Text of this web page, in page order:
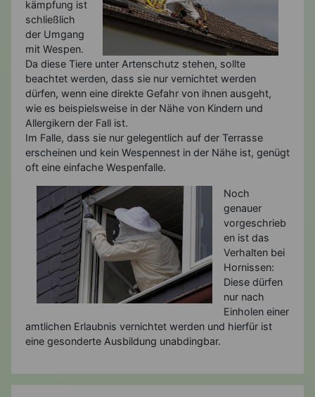
kämpfung ist
schließlich
der Umgang
mit Wespen.
Da diese Tiere unter Artenschutz stehen, sollte
beachtet werden, dass sie nur vernichtet werden
dürfen, wenn eine direkte Gefahr von ihnen ausgeht,
wie es beispielsweise in der Nähe von Kindern und
Allergikern der Fall ist.
Im Falle, dass sie nur gelegentlich auf der Terrasse
erscheinen und kein Wespennest in der Nähe ist, genügt
oft eine einfache Wespenfalle.
Noch
genauer
vorgeschrieb
en ist das
Verhalten bei
Hornissen:
Diese dürfen
nur nach
Einholen einer
amtlichen Erlaubnis vernichtet werden und hierfür ist
eine gesonderte Ausbildung unabdingbar.